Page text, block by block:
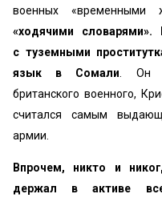
военных «временными
«ходячими
с туземными
язык в Сомали . Он
британского военного,
считался самым
армии.
Впрочем, никто и
держал в активе